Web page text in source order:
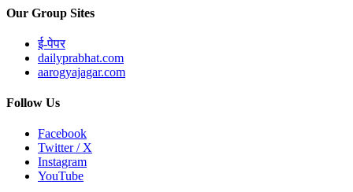
Our Group Sites
ई-पेपर
dailyprabhat.com
aarogyajagar.com
Follow Us
Facebook
Twitter / X
Instagram
YouTube